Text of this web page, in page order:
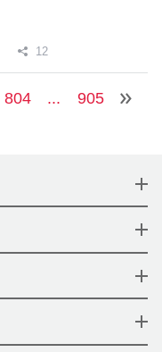
12
804 ... 905